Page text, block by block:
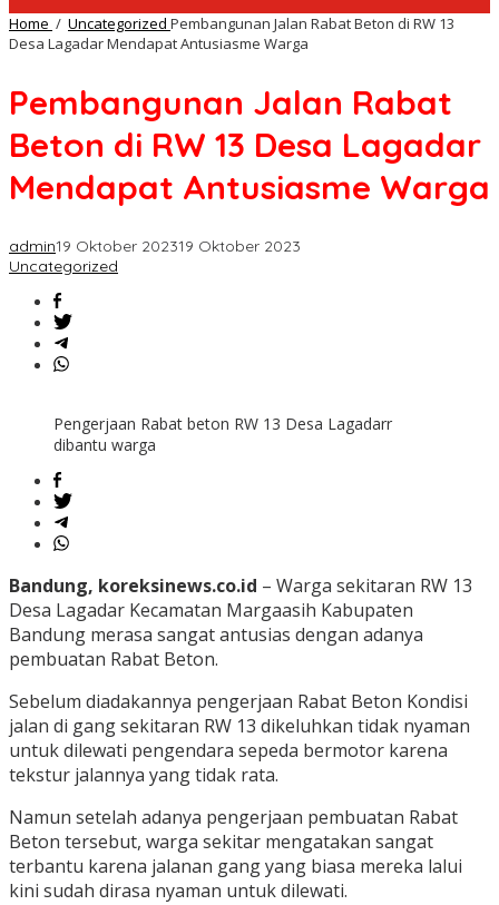
Home / Uncategorized Pembangunan Jalan Rabat Beton di RW 13
Desa Lagadar Mendapat Antusiasme Warga
Pembangunan Jalan Rabat
Beton di RW 13 Desa Lagadar
Mendapat Antusiasme Warga
admin19 Oktober 202319 Oktober 2023
Uncategorized
Pengerjaan Rabat beton RW 13 Desa Lagadarr
dibantu warga
Bandung, koreksinews.co.id – Warga sekitaran RW 13
Desa Lagadar Kecamatan Margaasih Kabupaten
Bandung merasa sangat antusias dengan adanya
pembuatan Rabat Beton.
Sebelum diadakannya pengerjaan Rabat Beton Kondisi
jalan di gang sekitaran RW 13 dikeluhkan tidak nyaman
untuk dilewati pengendara sepeda bermotor karena
tekstur jalannya yang tidak rata.
Namun setelah adanya pengerjaan pembuatan Rabat
Beton tersebut, warga sekitar mengatakan sangat
terbantu karena jalanan gang yang biasa mereka lalui
kini sudah dirasa nyaman untuk dilewati.